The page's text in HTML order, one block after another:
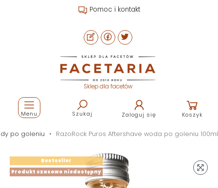
Pomoc i kontakt
Sklep dla facetów
Szukaj Zaloguj się Koszyk
Menu
po goleniu RazoRock Puros Aftershave woda po goleniu 100ml
Produkt czasowo niedostępny
Bestseller